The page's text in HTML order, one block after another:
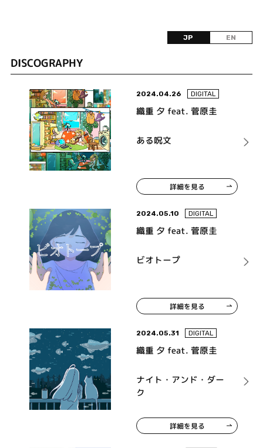
JP EN
DISCOGRAPHY
2024.04.26 DIGITAL
織重 夕 feat. 菅原圭
ある呪文
詳細を見る
2024.05.10 DIGITAL
織重 夕 feat. 菅原圭
ビオトープ
詳細を見る
2024.05.31 DIGITAL
織重 夕 feat. 菅原圭
ナイト・アンド・ダー
ク
詳細を見る